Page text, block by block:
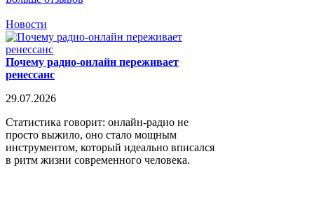
Новости
Почему радио-онлайн переживает
ренессанс
29.07.2026
Статистика говорит: онлайн-радио не
просто выжило, оно стало мощным
инструментом, который идеально вписался
в ритм жизни современного человека.